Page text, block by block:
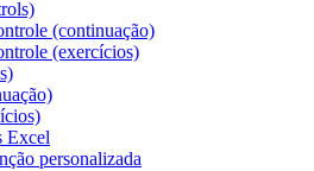
(continuação)
(exercícios)
Excel
personalizada